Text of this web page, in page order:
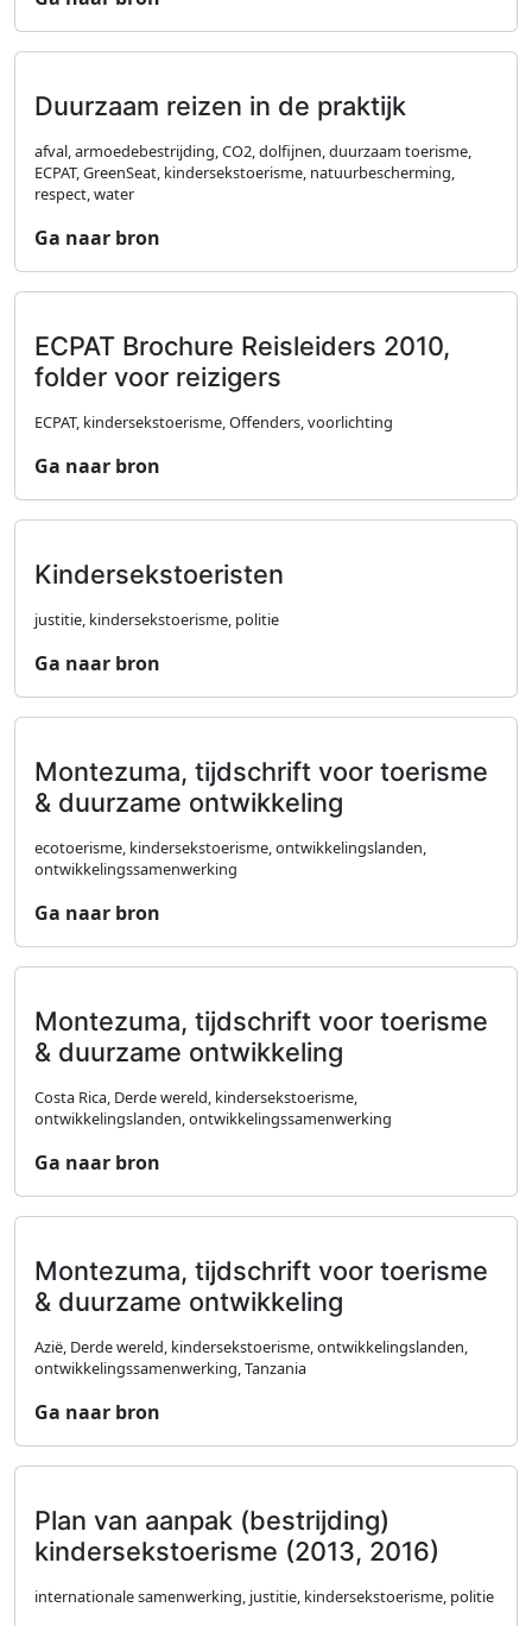
Duurzaam reizen in de praktijk
afval, armoedebestrijding, CO2, dolfijnen, duurzaam toerisme,
ECPAT, GreenSeat, kindersekstoerisme, natuurbescherming,
respect, water
Ga naar bron
ECPAT Brochure Reisleiders 2010,
folder voor reizigers
ECPAT, kindersekstoerisme, Offenders, voorlichting
Ga naar bron
Kindersekstoeristen
justitie, kindersekstoerisme, politie
Ga naar bron
Montezuma, tijdschrift voor toerisme
& duurzame ontwikkeling
ecotoerisme, kindersekstoerisme, ontwikkelingslanden,
ontwikkelingssamenwerking
Ga naar bron
Montezuma, tijdschrift voor toerisme
& duurzame ontwikkeling
Costa Rica, Derde wereld, kindersekstoerisme,
ontwikkelingslanden, ontwikkelingssamenwerking
Ga naar bron
Montezuma, tijdschrift voor toerisme
& duurzame ontwikkeling
Azië, Derde wereld, kindersekstoerisme, ontwikkelingslanden,
ontwikkelingssamenwerking, Tanzania
Ga naar bron
Plan van aanpak (bestrijding)
kindersekstoerisme (2013, 2016)
internationale samenwerking, justitie, kindersekstoerisme, politie